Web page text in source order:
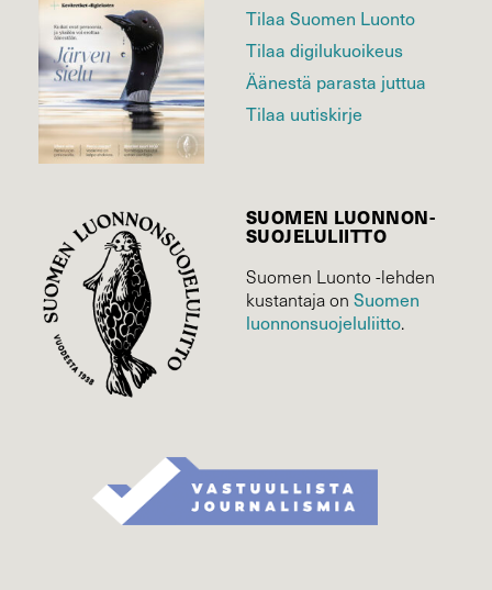
Tilaa Suomen Luonto
Tilaa digilukuoikeus
Äänestä parasta juttua
Tilaa uutiskirje
SUOMEN LUONNON­
SUOJELU­LIITTO
Suomen Luonto -lehden
kustantaja on Suomen
luonnonsuojelu­liitto.